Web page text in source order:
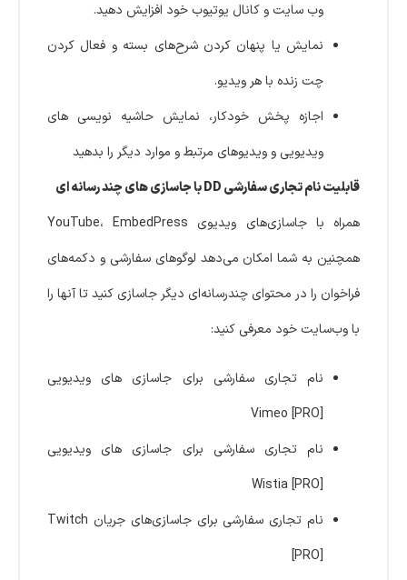
وب سایت و کانال یوتیوب خود افزایش دهید.
نمایش یا پنهان کردن شرح‌های بسته و فعال کردن
چت زنده با هر ویدیو.
اجازه پخش خودکار، نمایش حاشیه نویسی های
ویدیویی و ویدیوهای مرتبط و موارد دیگر را بدهید
قابلیت نام تجاری سفارشی DD با جاسازی های چند رسانه ای
همراه با جاسازی‌های ویدیوی YouTube، EmbedPress
همچنین به شما امکان می‌دهد لوگوهای سفارشی و دکمه‌های
فراخوان را در محتوای چندرسانه‌ای دیگر جاسازی کنید تا آنها را
با وب‌سایت خود معرفی کنید:
نام تجاری سفارشی برای جاسازی های ویدیویی
Vimeo [PRO]
نام تجاری سفارشی برای جاسازی های ویدیویی
Wistia [PRO]
نام تجاری سفارشی برای جاسازی‌های جریان Twitch
[PRO]